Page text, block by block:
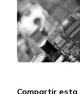
Compartir